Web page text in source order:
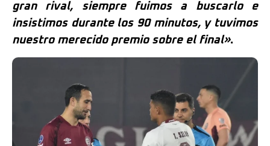
gran rival, siempre fuimos a buscarlo e
insistimos durante los 90 minutos, y tuvimos
nuestro merecido premio sobre el final».